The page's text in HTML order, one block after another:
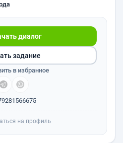
диалог
задание
в избранное
на профиль